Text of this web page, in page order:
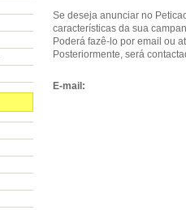
Se deseja anunciar no
características da sua
Poderá fazê-lo por email ou
Posteriormente, será
E-mail: